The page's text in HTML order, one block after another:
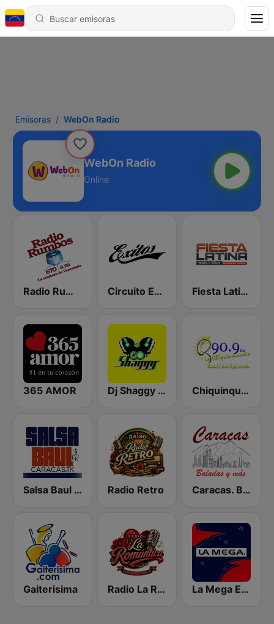
Emisoras WebOn Radio
WebOn Radio
Online
Radio Rumbos Circuito Exitos 99.9 FM Fiesta Latina 106.1 FM
365 AMOR Dj Shaggy Venezuela Chiquinquireña
Salsa Baul Caracas Salsisima Radio Retro Caracas. Baladas y más...
Gaiterisima Radio La Romantica La Mega Estación